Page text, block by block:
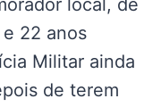
local, de
22 anos
Militar ainda
de terem